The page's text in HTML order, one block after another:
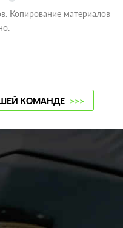
Копирование материалов
КОМАНДЕ >>>